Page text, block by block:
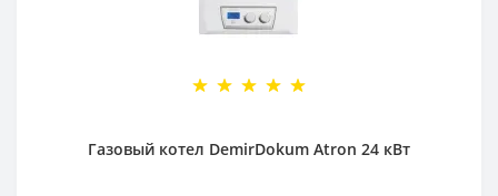
Газовый котел DemirDokum Atron 24 кВт